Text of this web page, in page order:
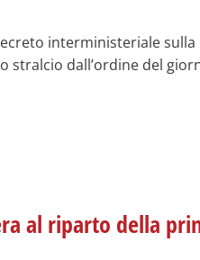
interministeriale sulla
dall’ordine del
al riparto della